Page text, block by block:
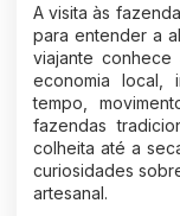
A visita às
para entender a
viajante
economia local,
tempo,
fazendas
colheita até a
curiosidades
artesanal.